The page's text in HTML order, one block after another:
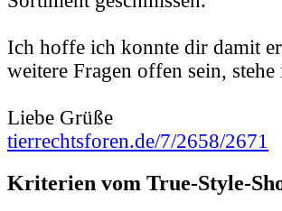
Ich hoffe ich konnte dir damit
weitere Fragen offen sein,
Liebe Grüße
tierrechtsforen.de/7/2658/2671
Kriterien vom True-Style-